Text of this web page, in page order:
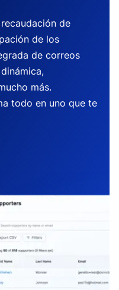
de
de los
de correos
más.
todo en uno que te